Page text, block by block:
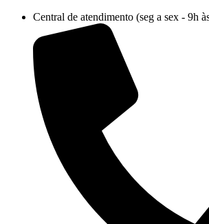
conteúdo
Central de atendimento (seg a sex - 9h